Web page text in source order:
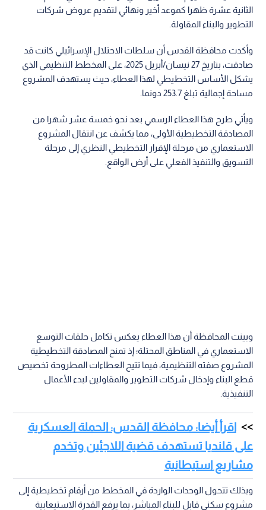
الثانية عشرة ظهرا كموعد أخير ونهائي لتقديم عروض شركات
التطوير والبناء المقاولة.
وأكدت محافظة القدس أن سلطات الاحتلال الإسرائيلي كانت قد
صادقت، بتاريخ 27 نيسان/أبريل 2025، على المخطط التنظيمي الذي
يشكل الأساس التخطيطي لهذا العطاء، حيث يستهدف المشروع
مساحة إجمالية تبلغ 253.7 دونما.
ويأتي طرح هذا العطاء الرسمي بعد نحو خمسة عشر شهرا من
المصادقة التخطيطية الأولى، مما يكشف عن انتقال المشروع
الاستعماري من مرحلة الإقرار التخطيطي النظري إلى مرحلة
التسويق والتنفيذ الفعلي على أرض الواقع.
وبينت المحافظة أن هذا العطاء يعكس تكامل حلقات التوسع
الاستعماري في المناطق المحتلة؛ إذ تمنح المصادقة التخطيطية
المشروع صفته التنظيمية، فيما تتيح العطاءات المطروحة تخصيص
قطع البناء وإدخال شركات التطوير والمقاولين لبدء الأعمال
التنفيذية.
اقرأ أيضا: محافظة القدس: الحملة العسكرية
على قلنديا تستهدف قضية اللاجئين وتخدم
مشاريع استيطانية
وبذلك تتحول الوحدات الواردة في المخطط من أرقام تخطيطية إلى
مشروع سكني قابل للبناء المباشر، بما يرفع القدرة الاستيعابية